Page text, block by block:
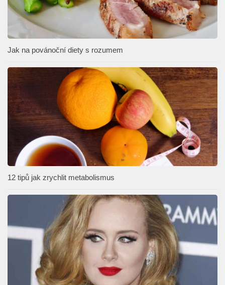
Jak na povánoční diety s rozumem
12 tipů jak zrychlit metabolismus